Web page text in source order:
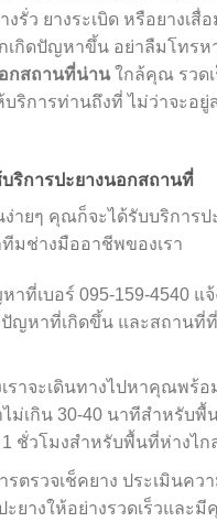
งรั่ว ยางระเบิด หรือยางเ
กิดปัญหาขึ้น อย่าลืมโทรหา
กสถานที่น่าน ใกล้คุณ รวด
บริการท่านถึงที่ ไม่ว่าจะอยู่
ริการปะยางนอกสถานที่
ายๆ คุณก็จะได้รับบริการป
มช่างมืออาชีพของเรา
าที่เบอร์ 095-159-4540 แจ้
ปัญหาที่เกิดขึ้น และสถานที่
ราจะเดินทางไปหาคุณพร้
ไม่เกิน 30-40 นาทีสำหรับ
1 ชั่วโมงสำหรับพื้นที่ห่างไก
รตรวจเช็คยาง ประเมินคว
ะยางให้อย่างรวดเร็วและ